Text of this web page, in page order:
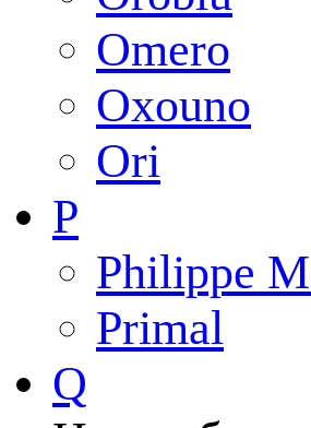
Omero
Oxouno
Ori
P
Philippe
Primal
Q